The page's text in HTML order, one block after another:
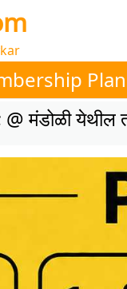
Plan
मंडोळी येथील